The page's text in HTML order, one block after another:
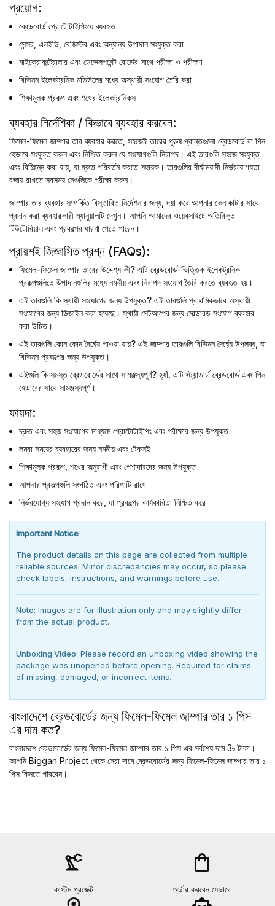
প্রয়োগ:
ব্রেডবোর্ড প্রোটোটাইপিংয়ে ব্যবহৃত
সেন্সর, এলইডি, রেজিস্টর এবং অন্যান্য উপাদান সংযুক্ত করা
মাইক্রোকন্ট্রোলার এবং ডেভেলপমেন্ট বোর্ডের সাথে পরীক্ষা ও পরীক্ষণ
বিভিন্ন ইলেকট্রনিক মডিউলের মধ্যে অস্থায়ী সংযোগ তৈরি করা
শিক্ষামূলক প্রকল্প এবং শখের ইলেকট্রনিকস
ব্যবহার নির্দেশিকা / কিভাবে ব্যবহার করবেন:
ফিমেল-ফিমেল জাম্পার তার ব্যবহার করতে, সহজেই তারের পুরুষ প্রান্তগুলো ব্রেডবোর্ড বা পিন
হেডারে সংযুক্ত করুন এবং নিশ্চিত করুন যে সংযোগগুলি নিরাপদ। এই তারগুলি সহজে সংযুক্ত
এবং বিচ্ছিন্ন করা যায়, যা দ্রুত পরিবর্তন করতে সহায়ক। তারগুলির দীর্ঘমেয়াদী নির্ভরযোগ্যতা
বজায় রাখতে সবসময় সেগুলিকে পরীক্ষা করুন।
জাম্পার তার ব্যবহার সম্পর্কিত বিস্তারিত নির্দেশনার জন্য, দয়া করে আপনার কেনাকাটার সাথে
প্রদান করা ব্যবহারকারী ম্যানুয়ালটি দেখুন। আপনি আমাদের ওয়েবসাইটে অতিরিক্ত
টিউটোরিয়াল এবং প্রকল্পের ধারণা পেতে পারেন।
প্রায়শই জিজ্ঞাসিত প্রশ্ন (FAQs):
ফিমেল-ফিমেল জাম্পার তারের উদ্দেশ্য কী? এটি ব্রেডবোর্ড-ভিত্তিক ইলেকট্রনিক
প্রকল্পগুলিতে উপাদানগুলির মধ্যে নমনীয় এবং নিরাপদ সংযোগ তৈরি করতে ব্যবহৃত হয়।
এই তারগুলি কি স্থায়ী সংযোগের জন্য উপযুক্ত? এই তারগুলি প্রাথমিকভাবে অস্থায়ী
সংযোগের জন্য ডিজাইন করা হয়েছে। স্থায়ী সেটআপের জন্য সোল্ডারড সংযোগ ব্যবহার
করা উচিত।
এই তারগুলি কোন কোন দৈর্ঘ্যে পাওয়া যায়? এই জাম্পার তারগুলি বিভিন্ন দৈর্ঘ্যে উপলব্ধ, যা
বিভিন্ন প্রকল্পের জন্য উপযুক্ত।
এইগুলি কি সমস্ত ব্রেডবোর্ডের সাথে সামঞ্জস্যপূর্ণ?হ্যাঁ, এটি স্ট্যান্ডার্ড ব্রেডবোর্ড এবং পিন
হেডারের সাথে সামঞ্জস্যপূর্ণ।
ফায়দা:
দ্রুত এবং সহজ সংযোগের মাধ্যমে প্রোটোটাইপিং এবং পরীক্ষার জন্য উপযুক্ত
লম্বা সময়ের ব্যবহারের জন্য নমনীয় এবং টেকসই
শিক্ষামূলক প্রকল্প, শখের অনুরাগী এবং পেশাদারদের জন্য উপযুক্ত
আপনার প্রকল্পগুলি সংগঠিত এবং পরিপাটি রাখে
নির্ভরযোগ্য সংযোগ প্রদান করে, যা প্রকল্পের কার্যকারিতা নিশ্চিত করে
Important Notice
The product details on this page are collected from multiple
reliable sources. Minor discrepancies may occur, so please
check labels, instructions, and warnings before use.
Note: Images are for illustration only and may slightly differ
from the actual product.
Unboxing Video: Please record an unboxing video showing the
package was unopened before opening. Required for claims
of missing, damaged, or incorrect items.
বাংলাদেশে ব্রেডবোর্ডের জন্য ফিমেল-ফিমেল জাম্পার তার ১ পিস
এর দাম কত?
বাংলাদেশে ব্রেডবোর্ডের জন্য ফিমেল-ফিমেল জাম্পার তার ১ পিস এর সর্বশেষ দাম 3৳ টাকা।
আপনি Biggan Project থেকে সেরা দামে ব্রেডবোর্ডের জন্য ফিমেল-ফিমেল জাম্পার তার ১
পিস কিনতে পারবেন।
precision_manufacturing
কাস্টম প্রজেক্ট
shopping_bag
অর্ডার করবেন যেভাবে